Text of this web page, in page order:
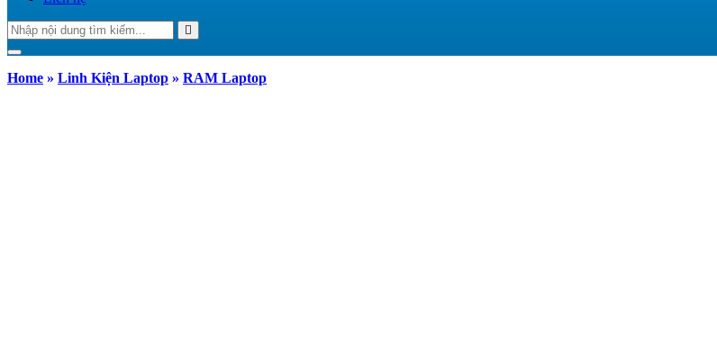
Tìm
kiếm:
Toggle navigation
Home » Linh Kiện Laptop » RAM Laptop